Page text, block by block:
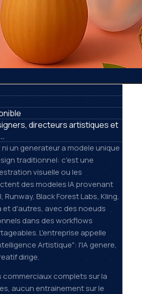
directeurs artistiques et
ni un generateur a modele unique
traditionnel: c'est une
visuelle ou les
des modeles IA provenant
Runway, Black Forest Labs, Kling,
et d'autres, avec des noeuds
dans des workflows
L'entreprise appelle
Artistique": l'IA genere,
dirige.
complets sur la
aucun entrainement sur le